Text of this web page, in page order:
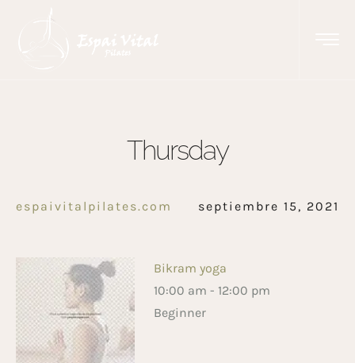
Thursday
espaivitalpilates.com septiembre 15, 2021
Bikram yoga
10:00 am - 12:00 pm
Beginner